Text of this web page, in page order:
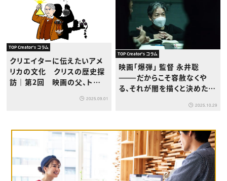
TOP Creator's コラム
クリエイターに伝えたいアメ
リカの文化 クリスの歴史探
訪｜第2回 映画の父、トーマ
2025.09.01
TOP Creator's コラム
映画「爆弾」 監督 永井聡
———だからこそ容赦なくや
る、それが闇を描くと決めた人
2025.10.29